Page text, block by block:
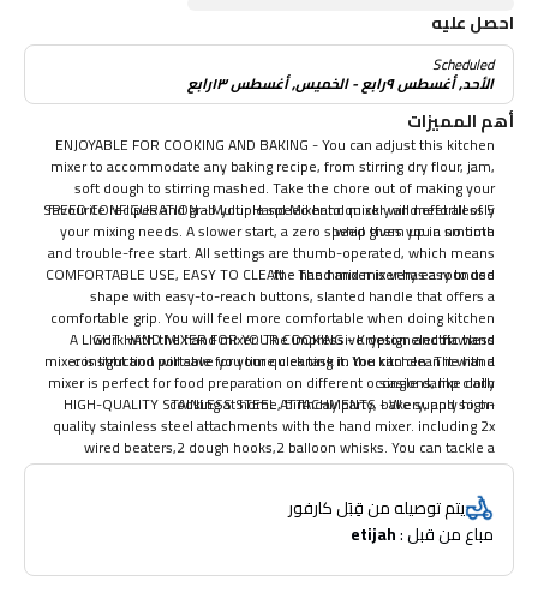
احصل عليه
Scheduled
الأحد, أغسطس ٩رابع - الخميس, أغسطس ١٣رابع
أهم المميزات
ENJOYABLE FOR COOKING AND BAKING - You can adjust this kitchen
mixer to accommodate any baking recipe, from stirring dry flour, jam,
soft dough to stirring mashed. Take the chore out of making your
favourite recipes and grab your Hand Mixer to quickly and effortlessly
whip them up in no time!
5 SPEED CONFIGURATION - Multiple speed hand mixer will meet all of
your mixing needs. A slower start, a zero speed gives you a smooth
and trouble-free start. All settings are thumb-operated, which means
the hand mixer is very easy to use.
COMFORTABLE USE, EASY TO CLEAN - The hand mixer has a rounded
shape with easy-to-reach buttons, slanted handle that offers a
comfortable grip. You will feel more comfortable when doing kitchen
work with the hand mixer. The impressive design and flawless
construction will save you time cleaning it. You can clean it with a
single damp cloth.
A LIGHT HAND MIXER FOR YOUR COOKING - Krypton electric hand
mixer is light and portable for your quick task in the kitchen. The hand
mixer is perfect for food preparation on different occasions, like daily
cooking at home, birthday party, bakery, and so on.
HIGH-QUALITY STAINLESS STEEL ATTACHMENTS - We supply high-
quality stainless steel attachments with the hand mixer. including 2x
wired beaters,2 dough hooks,2 balloon whisks. You can tackle a
number of kitchen tasks with the attachments very easily, such as
beating dough, heavier cake, whipping egg, mixing ingredients...All the
attachments are dishwasher-safe. The hand mixer also features a
snap-on case for storing the attachments.
يتم توصيله من قِبَل كارفور
مباع من قبل : etijah